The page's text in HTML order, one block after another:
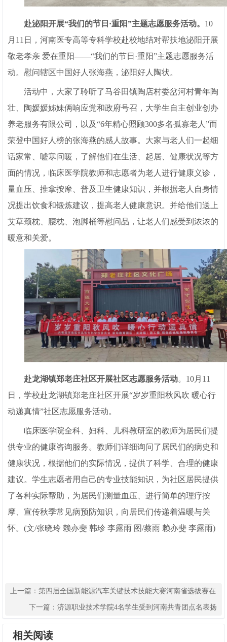
赴泌阳开展“我们的节日·重阳”主题志愿服务活动。 10
月11日，河南医专高等专科学校赴校地结对帮扶地泌阳开展
敬老孝亲 爱在重阳——“我们的节日·重阳”主题志愿服务活
动。慰问辖区中国好人张海燕，泌阳好人陶状。
活动中，大家了聆听了马谷田镇陶店村委岔河村青年陶
壮、陶媛媛姊妹俩响应党和政府号召，大学生自主创业创办
养老服务有限公司，以及“6年精心照顾300多名孤寡老人”而
荣登中国好人榜的张海燕的感人故事。大家与老人们一起细
话家常、嘘寒问暖，了解他们在生活、起居、健康状况等方
面的情况，临床医学院教师和志愿者为老人进行健康义诊，
量血压、推拿按摩、普及卫生健康知识，并根据老人自身情
况提出饮食和锻炼建议，提高老人健康意识。并给他们送上
艾草颈枕、腰枕、泡脚桶等慰问品，让老人们感受到浓浓的
暖意和关爱。
赴龙湖镇郑老庄社区开展社区志愿服务活动。10月11
日，学校赴龙湖镇郑老庄社区开展“岁岁重阳秋风吹 暖心行
动递真情”社区志愿服务活动。
临床医学院全科、妇科、儿科教研室的教师为居民们提
供专业的健康咨询服务。教师们详细询问了居民们的病史和
健康状况，根据他们的实际情况，提供了科学、合理的健康
建议。学生志愿者用自己的专业技能知识，为社区居民提供
了各种实际帮助，为居民们测量血压、进行简单的理疗按
摩、宣传秋季常见病预防知识，向居民们传递着温暖与关
怀。(文/张晓玲 赖亦斐 韩珍 李露雨 图/蔡雨 赖亦斐 李露雨)
上一篇：第四届全国新能源汽车关键技术技能大赛河南省选拔赛在
新乡职业技术学院举办
下一篇： 济源职业技术学院4名学生受到河南共青团点名表扬
相关阅读